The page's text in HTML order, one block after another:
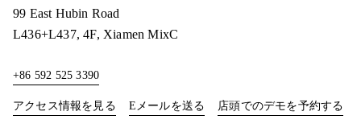
99 East Hubin Road
L436+L437, 4F, Xiamen MixC
+86 592 525 3390
アクセス情報を見る Link Opens in New Tab
Eメールを送る 店頭でのデモを予約する